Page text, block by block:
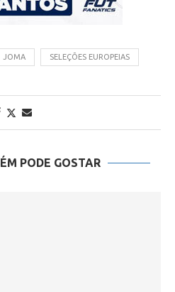
JOMA SELEÇÕES EUROPEIAS
PODE GOSTAR